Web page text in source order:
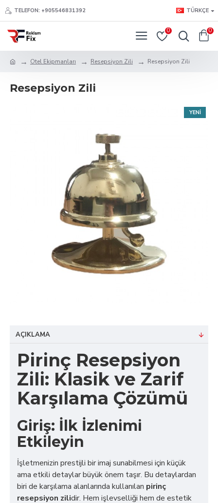
TELEFON: +905546831392 TÜRKÇE
0 0
Otel Ekipmanları Resepsiyon Zili Resepsiyon Zili
Resepsiyon Zili
YENI
AÇIKLAMA
Pirinç Resepsiyon
Zili: Klasik ve Zarif
Karşılama Çözümü
Giriş: İlk İzlenimi
Etkileyin
İşletmenizin prestijli bir imaj sunabilmesi için küçük
ama etkili detaylar büyük önem taşır. Bu detaylardan
biri de karşılama alanlarında kullanılan pirinç
resepsiyon zilidir. Hem işlevselliği hem de estetik